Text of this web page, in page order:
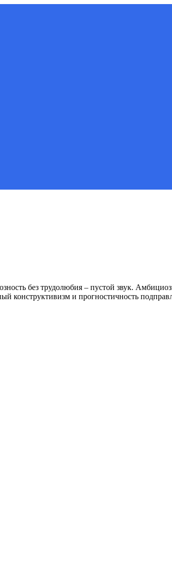
без трудолюбия – пустой звук.
конструктивизм и прогностичность